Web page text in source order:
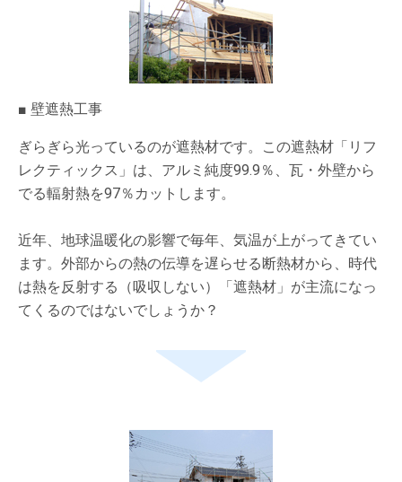
■ 壁遮熱工事
ぎらぎら光っているのが遮熱材です。この遮熱材「リフ
レクティックス」は、アルミ純度99.9％、瓦・外壁から
でる輻射熱を97％カットします。
近年、地球温暖化の影響で毎年、気温が上がってきてい
ます。外部からの熱の伝導を遅らせる断熱材から、時代
は熱を反射する（吸収しない）「遮熱材」が主流になっ
てくるのではないでしょうか？